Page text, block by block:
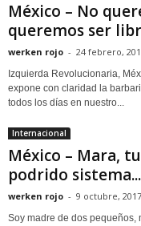
México – No
queremos ser
werken rojo - 24 febrero,
Izquierda Revolucionaria,
expone con claridad la
todos los días en nuestro...
Internacional
México – Mara,
podrido sistema...
werken rojo - 9 octubre, 2017
Soy madre de dos pequeños,